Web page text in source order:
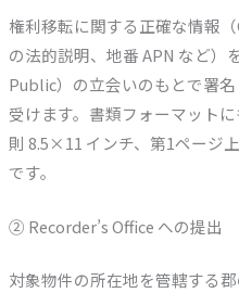
権利移転に関する正確な情報
の法的説明、地番 APN など
Public）の立会いのもとで署
受けます。書類フォーマット
則 8.5×11 インチ、第1ページ
です。
② Recorder’s Office への提出
対象物件の所在地を管轄する